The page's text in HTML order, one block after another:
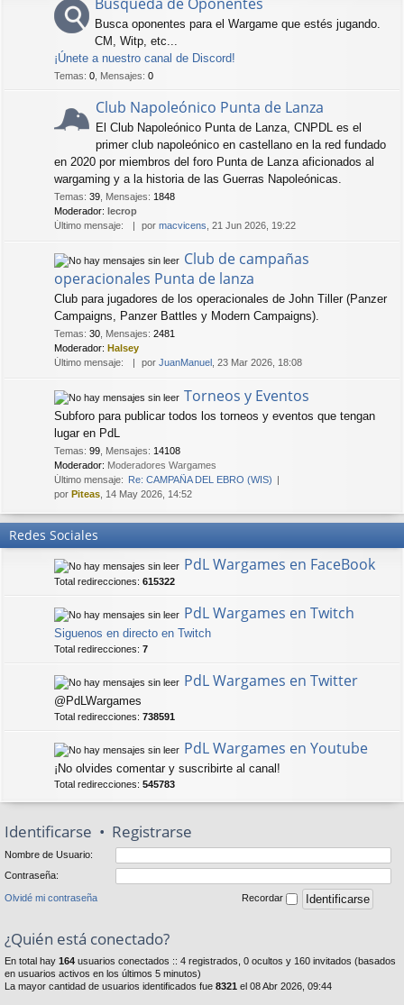
Busca oponentes para el Wargame que estés jugando.
CM, Witp, etc...
¡Únete a nuestro canal de Discord!
Temas: 0 Mensajes: 0
Club Napoleónico Punta de Lanza
El Club Napoleónico Punta de Lanza, CNPDL es el
primer club napoleónico en castellano en la red fundado
en 2020 por miembros del foro Punta de Lanza aficionados al
wargaming y a la historia de las Guerras Napoleónicas.
Temas: 39 Mensajes: 1848
Moderador: lecrop
Último mensaje:
por macvicens , 21 Jun 2026, 19:22
Club de campañas
operacionales Punta de lanza
Club para jugadores de los operacionales de John Tiller (Panzer
Campaigns, Panzer Battles y Modern Campaigns).
Temas: 30 Mensajes: 2481
Moderador: Halsey
Último mensaje:
por JuanManuel , 23 Mar 2026, 18:08
Torneos y Eventos
Subforo para publicar todos los torneos y eventos que tengan
lugar en PdL
Temas: 99 Mensajes: 14108
Moderador: Moderadores Wargames
Último mensaje: Re: CAMPAÑA DEL EBRO (WIS)
por Piteas , 14 May 2026, 14:52
Redes Sociales
PdL Wargames en FaceBook
Total redirecciones: 615322
PdL Wargames en Twitch
Siguenos en directo en Twitch
Total redirecciones: 7
PdL Wargames en Twitter
@PdLWargames
Total redirecciones: 738591
PdL Wargames en Youtube
¡No olvides comentar y suscribirte al canal!
Total redirecciones: 545783
Identificarse • Registrarse
Nombre de Usuario:
Contraseña:
Olvidé mi contraseña Recordar
¿Quién está conectado?
En total hay 164 usuarios conectados :: 4 registrados, 0 ocultos y 160 invitados (basados
en usuarios activos en los últimos 5 minutos)
La mayor cantidad de usuarios identificados fue 8321 el 08 Abr 2026, 09:44